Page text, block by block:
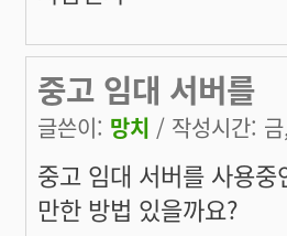
중고 임대 서버를
글쓴이: 망치 / 작성시간:
중고 임대 서버를 사용
만한 방법 있을까요?